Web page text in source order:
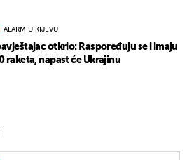
ALARM U KIJEVU
otkrio: Raspoređuju se i imaju
raketa, napast će Ukrajinu